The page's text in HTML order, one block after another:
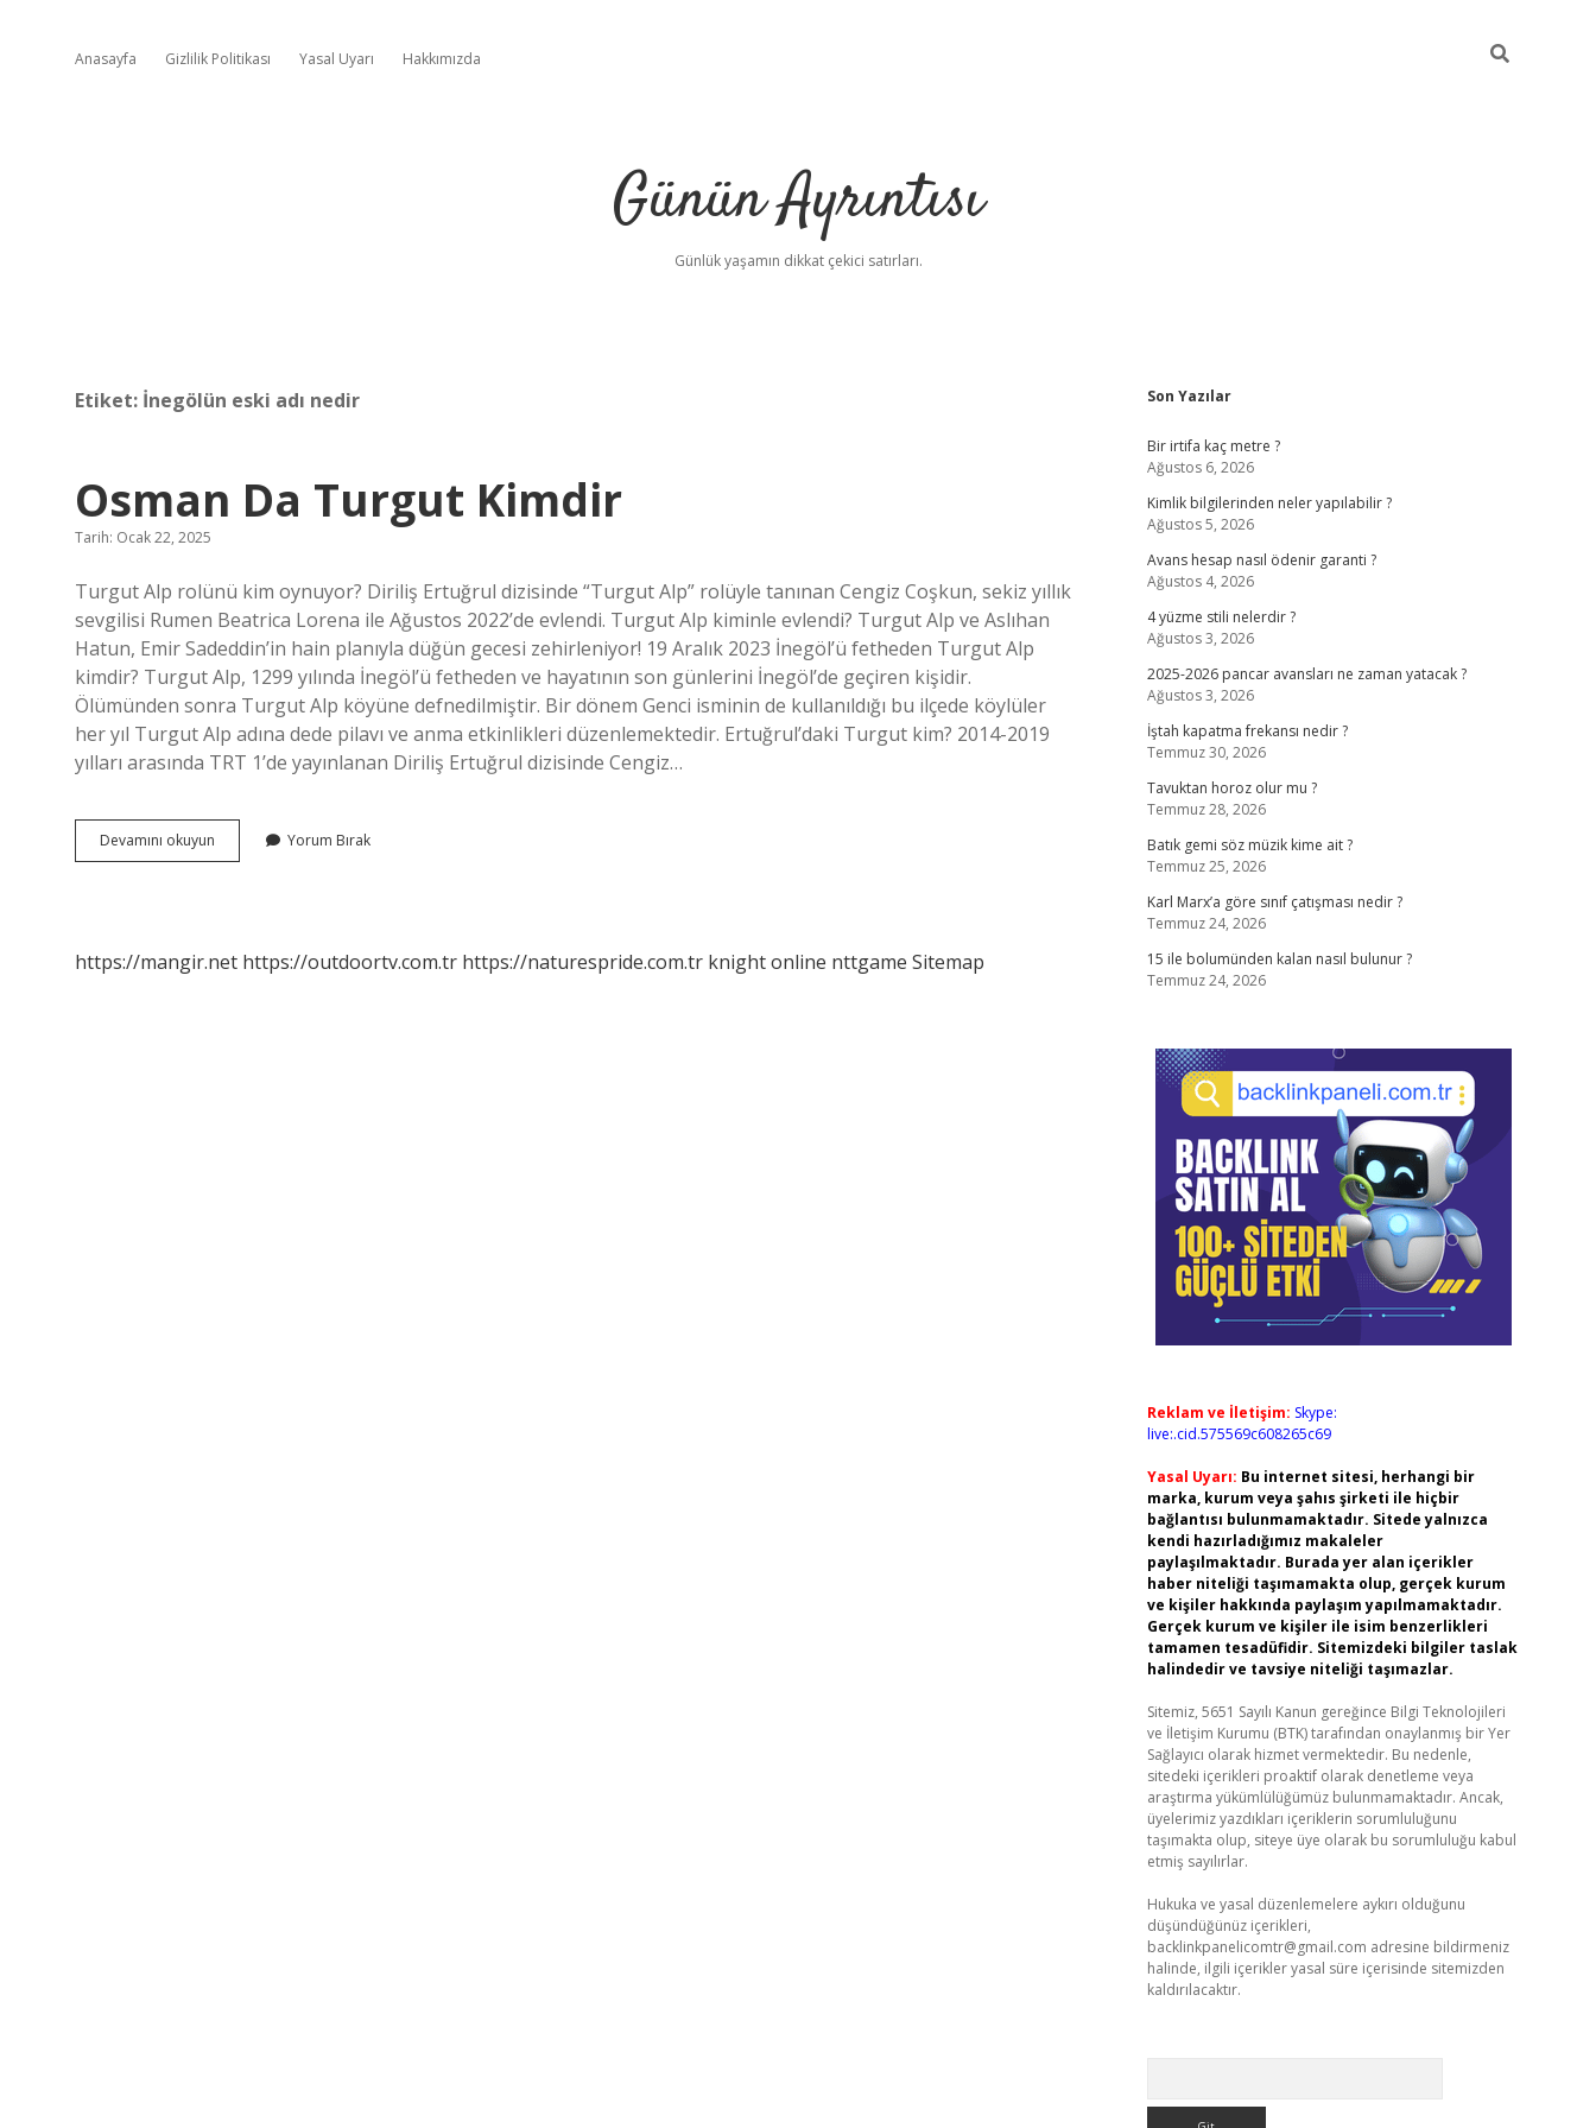
Anasayfa Gizlilik Politikası Yasal Uyarı Hakkımızda
Günün Ayrıntısı
Günlük yaşamın dikkat çekici satırları.
Etiket: İnegölün eski adı nedir
Osman Da Turgut Kimdir
Tarih: Ocak 22, 2025
Turgut Alp rolünü kim oynuyor? Diriliş Ertuğrul dizisinde “Turgut Alp” rolüyle tanınan Cengiz Coşkun, sekiz yıllık
sevgilisi Rumen Beatrica Lorena ile Ağustos 2022’de evlendi. Turgut Alp kiminle evlendi? Turgut Alp ve Aslıhan
Hatun, Emir Sadeddin’in hain planıyla düğün gecesi zehirleniyor! 19 Aralık 2023 İnegöl’ü fetheden Turgut Alp
kimdir? Turgut Alp, 1299 yılında İnegöl’ü fetheden ve hayatının son günlerini İnegöl’de geçiren kişidir.
Ölümünden sonra Turgut Alp köyüne defnedilmiştir. Bir dönem Genci isminin de kullanıldığı bu ilçede köylüler
her yıl Turgut Alp adına dede pilavı ve anma etkinlikleri düzenlemektedir. Ertuğrul’daki Turgut kim? 2014-2019
yılları arasında TRT 1’de yayınlanan Diriliş Ertuğrul dizisinde Cengiz…
Devamını okuyun
Da
Yorum Bırak
https://mangir.net https://outdoortv.com.tr https://naturespride.com.tr knight online nttgame Sitemap
Sidebar
Son Yazılar
Bir irtifa kaç metre ?
Ağustos 6, 2026
Kimlik bilgilerinden neler yapılabilir ?
Ağustos 5, 2026
Avans hesap nasıl ödenir garanti ?
Ağustos 4, 2026
4 yüzme stili nelerdir ?
Ağustos 3, 2026
2025-2026 pancar avansları ne zaman yatacak ?
Ağustos 3, 2026
İştah kapatma frekansı nedir ?
Temmuz 30, 2026
Tavuktan horoz olur mu ?
Temmuz 28, 2026
Batık gemi söz müzik kime ait ?
Temmuz 25, 2026
Karl Marx’a göre sınıf çatışması nedir ?
Temmuz 24, 2026
15 ile bolumünden kalan nasıl bulunur ?
Temmuz 24, 2026
Reklam ve İletişim: Skype:
live:.cid.575569c608265c69
Yasal Uyarı: Bu internet sitesi, herhangi bir
marka, kurum veya şahıs şirketi ile hiçbir
bağlantısı bulunmamaktadır. Sitede yalnızca
kendi hazırladığımız makaleler
paylaşılmaktadır. Burada yer alan içerikler
haber niteliği taşımamakta olup, gerçek kurum
ve kişiler hakkında paylaşım yapılmamaktadır.
Gerçek kurum ve kişiler ile isim benzerlikleri
tamamen tesadüfidir. Sitemizdeki bilgiler taslak
halindedir ve tavsiye niteliği taşımazlar.
Sitemiz, 5651 Sayılı Kanun gereğince Bilgi Teknolojileri
ve İletişim Kurumu (BTK) tarafından onaylanmış bir Yer
Sağlayıcı olarak hizmet vermektedir. Bu nedenle,
sitedeki içerikleri proaktif olarak denetleme veya
araştırma yükümlülüğümüz bulunmamaktadır. Ancak,
üyelerimiz yazdıkları içeriklerin sorumluluğunu
taşımakta olup, siteye üye olarak bu sorumluluğu kabul
etmiş sayılırlar.
Hukuka ve yasal düzenlemelere aykırı olduğunu
düşündüğünüz içerikleri,
backlinkpanelicomtr@gmail.com adresine bildirmeniz
halinde, ilgili içerikler yasal süre içerisinde sitemizden
kaldırılacaktır.